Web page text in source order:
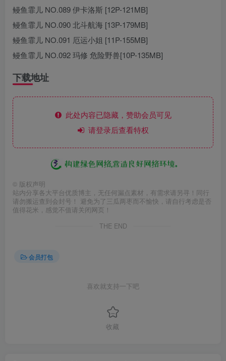
鳗鱼霏儿 NO.089 伊卡洛斯 [12P-121MB]
鳗鱼霏儿 NO.090 北斗航海 [13P-179MB]
鳗鱼霏儿 NO.091 厄运小姐 [11P-155MB]
鳗鱼霏儿 NO.092 玛修 危险野兽[10P-135MB]
下载地址
此处内容已隐藏，赞助会员可见
请登录后查看特权
© 版权声明
站内分享各大平台优质博主，无任何漏点素材，有需求请另寻！同行
请勿搬运查到会封号！ 避免为了三瓜两枣而不愉快，请自行考虑是否
值得花米，感觉不值请关闭网页！
THE END
会员打包
喜欢就支持一下吧
收藏